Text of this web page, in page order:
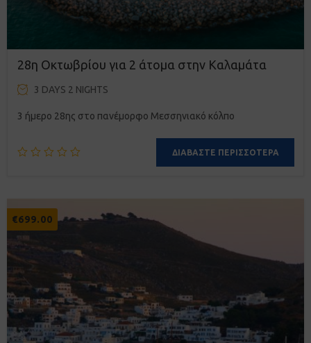
28η Οκτωβρίου για 2 άτομα στην Καλαμάτα
3 DAYS 2 NIGHTS
3 ήμερο 28ης στο πανέμορφο Μεσσηνιακό κόλπο
ΔΙΑΒΆΣΤΕ ΠΕΡΙΣΣΌΤΕΡΑ
€699.00